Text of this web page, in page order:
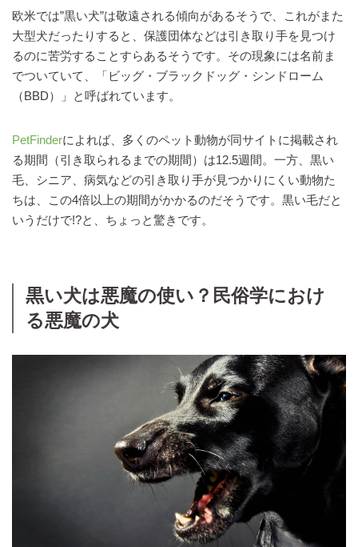
欧米では”黒い犬”は敬遠される傾向があるそうで、これがまた
大型犬だったりすると、保護団体などは引き取り手を見つけ
るのに苦労することすらあるそうです。その現象には名前ま
でついていて、「ビッグ・ブラックドッグ・シンドローム
（BBD）」と呼ばれています。
PetFinderによれば、多くのペット動物が同サイトに掲載され
る期間（引き取られるまでの期間）は12.5週間。一方、黒い
毛、シニア、病気などの引き取り手が見つかりにくい動物た
ちは、この4倍以上の期間がかかるのだそうです。黒い毛だと
いうだけで!?と、ちょっと驚きです。
黒い犬は悪魔の使い？民俗学におけ
る悪魔の犬